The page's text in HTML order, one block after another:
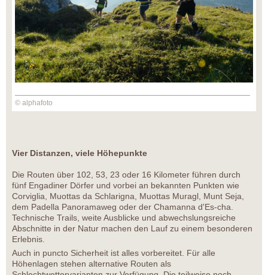
© alphafoto
Vier Distanzen, viele Höhepunkte
Die Routen über 102, 53, 23 oder 16 Kilometer führen durch
fünf Engadiner Dörfer und vorbei an bekannten Punkten wie
Corviglia, Muottas da Schlarigna, Muottas Muragl, Munt Seja,
dem Padella Panoramaweg oder der Chamanna d'Es-cha.
Technische Trails, weite Ausblicke und abwechslungsreiche
Abschnitte in der Natur machen den Lauf zu einem besonderen
Erlebnis.
Auch in puncto Sicherheit ist alles vorbereitet. Für alle
Höhenlagen stehen alternative Routen als